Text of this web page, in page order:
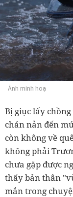
Ảnh minh hoạ
Bị giục lấy
chán nản đến
còn không về
không phải
chưa gặp được
thấy bản thân
mắn trong